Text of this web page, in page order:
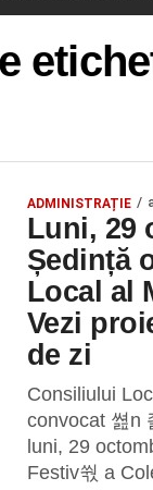
ADMINISTRAȚIE
Luni, 29
Ședință
Local al
Vezi
de zi
Consiliului
convocat 쎮n
luni, 29
Festiv쒃 a